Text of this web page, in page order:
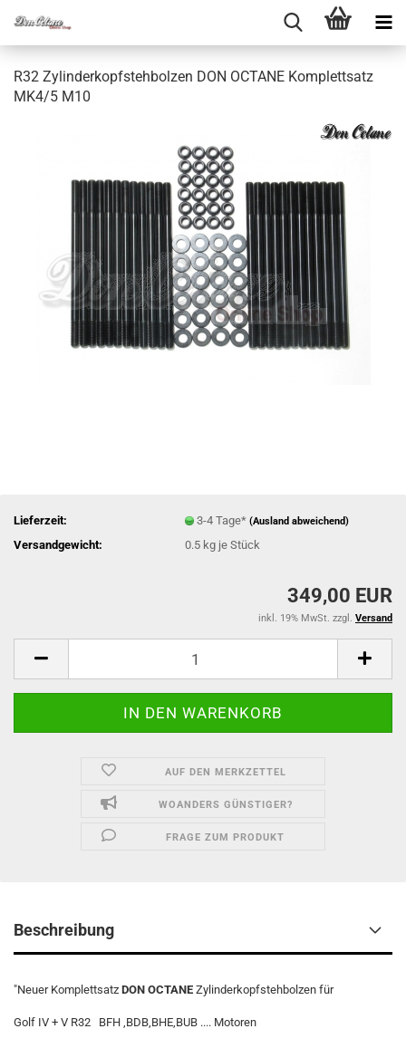
R32 Zy­lin­der­kopf­steh­bol­zen DON OC­TA­NE Kom­plett­satz
MK4/5 M10
Lieferzeit: 3-4 Tage*(Ausland abweichend)
Versandgewicht: 0.5 kg je Stück
349,00 EUR
inkl. 19% MwSt. zzgl. Versand
AUF DEN MERKZETTEL
WOANDERS GÜNSTIGER?
FRAGE ZUM PRODUKT
Beschreibung
"Neuer Komplettsatz DON OCTANE Zylinderkopfstehbolzen für
Golf IV + V R32 BFH ,BDB,BHE,BUB .... Motoren